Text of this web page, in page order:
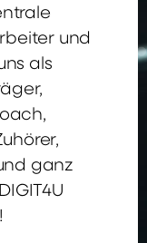
und
als
ganz